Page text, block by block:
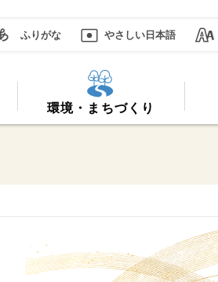
ふりがな やさしい日本語
環境・まちづくり